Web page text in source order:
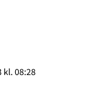
kl. 08:28